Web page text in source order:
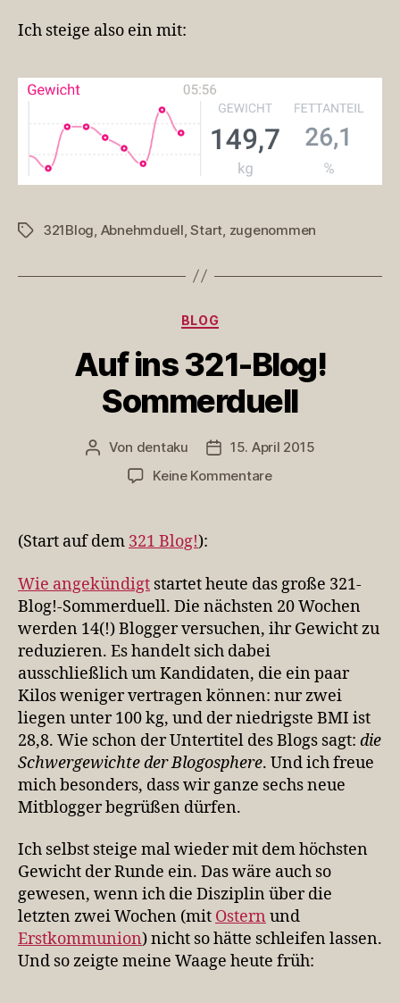
Ich steige also ein mit:
Schlagwörter
321Blog, Abnehmduell,Start, zugenommen
Kategorien
BLOG
Auf ins 321-Blog!
Sommerduell
Beitragsautor
Von dentaku Veröffentlichungsdatum
15. April 2015
Keine Kommentarezu
Sommerduell
(Start auf dem 321 Blog!):
Wie angekündigt startet heute das große 321-
Blog!-Sommerduell. Die nächsten 20 Wochen
werden 14(!) Blogger versuchen, ihr Gewicht zu
reduzieren. Es handelt sich dabei
ausschließlich um Kandidaten, die ein paar
Kilos weniger vertragen können: nur zwei
liegen unter 100 kg, und der niedrigste BMI ist
28,8. Wie schon der Untertitel des Blogs sagt: die
Schwergewichte der Blogosphere. Und ich freue
mich besonders, dass wir ganze sechs neue
Mitblogger begrüßen dürfen.
Ich selbst steige mal wieder mit dem höchsten
Gewicht der Runde ein. Das wäre auch so
gewesen, wenn ich die Disziplin über die
letzten zwei Wochen (mit Ostern und
Erstkommunion) nicht so hätte schleifen lassen.
Und so zeigte meine Waage heute früh: